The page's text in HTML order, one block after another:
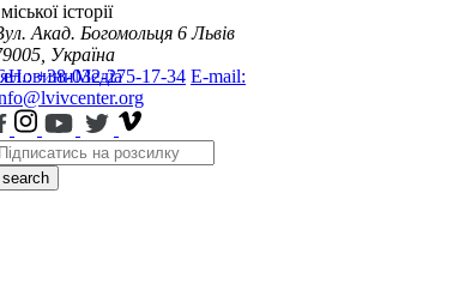
НовиниМедіа
історії
Акад. Богомольця 6 Львів
Україна
+38-032-275-17-34 E-mail:
search